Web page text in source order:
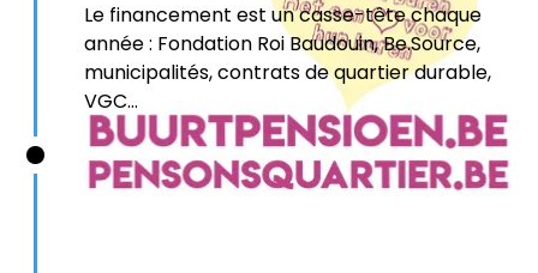
Le financement est un casse-tête chaque
année : Fondation Roi Baudouin, Be.Source,
municipalités, contrats de quartier durable,
VGC...